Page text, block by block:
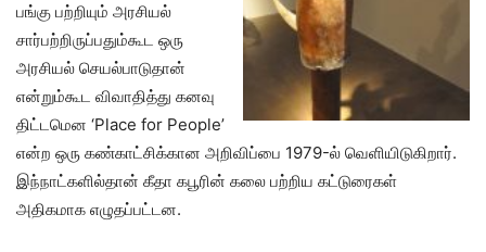
பங்கு பற்றியும் அரசியல்
சார்பற்றிருப்பதும்கூட ஒரு
அரசியல் செயல்பாடுதான்
என்றும்கூட விவாதித்து கனவு
திட்டமென ‘Place for People’
என்ற ஒரு கண்காட்சிக்கான அறிவிப்பை 1979-ல் வெளியிடுகிறார்.
இந்நாட்களில்தான் கீதா கபூரின் கலை பற்றிய கட்டுரைகள்
அதிகமாக எழுதப்பட்டன.